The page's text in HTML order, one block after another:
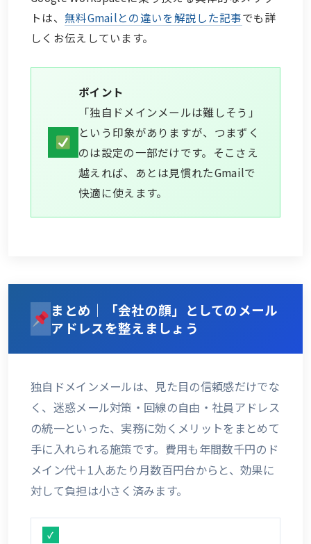
トは、 無料Gmailとの違いを解説した記事でも詳
しくお伝えしています。
ポイント
「独自ドメインメールは難しそう」
という印象がありますが、つまずく
のは設定の一部だけです。そこさえ
越えれば、あとは見慣れたGmailで
快適に使えます。
まとめ｜「会社の顔」としてのメール
アドレスを整えましょう
独自ドメインメールは、見た目の信頼感だけでな
く、迷惑メール対策・回線の自由・社員アドレス
の統一といった、実務に効くメリットをまとめて
手に入れられる施策です。費用も年間数千円のド
メイン代＋1人あたり月数百円台からと、効果に
対して負担は小さく済みます。